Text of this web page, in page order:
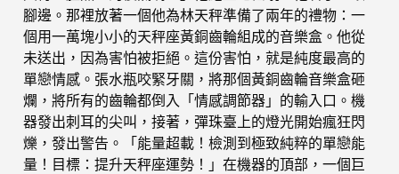
腳邊。那裡放著一個他為林天秤準備了兩年的禮物：一
個用一萬塊小小的天秤座黃銅齒輪組成的音樂盒。他從
未送出，因為害怕被拒絕。這份害怕，就是純度最高的
單戀情感。張水瓶咬緊牙關，將那個黃銅齒輪音樂盒砸
爛，將所有的齒輪都倒入「情感調節器」的輸入口。機
器發出刺耳的尖叫，接著，彈珠臺上的燈光開始瘋狂閃
爍，發出警告。「能量超載！檢測到極致純粹的單戀能
量！目標：提升天秤座運勢！」在機器的頂部，一個巨